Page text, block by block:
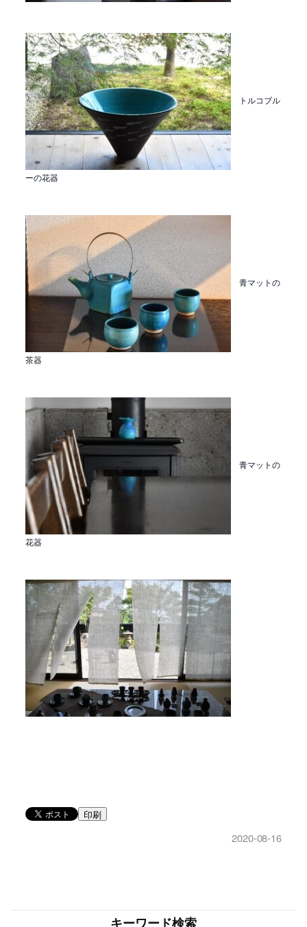
トルコブル
ーの花器
青マットの
茶器
青マットの
花器
印刷
2020-08-16
キーワード検索